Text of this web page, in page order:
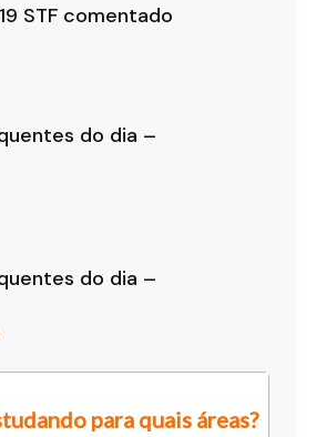
STF comentado
do dia –
do dia –
para quais áreas?